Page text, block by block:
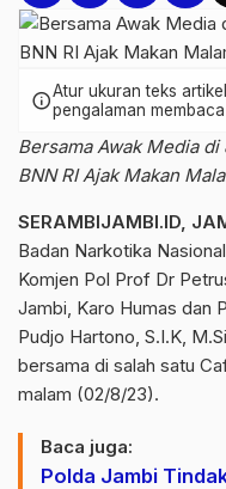
infoAtur ukuran teks
pengalaman
Bersama Awak Media
BNN RI Ajak Makan
SERAMBIJAMBI.ID,
Badan Narkotika
Komjen Pol Prof Dr
Jambi, Karo Humas dan
Pudjo Hartono, S.I.K,
bersama di salah satu
malam (02/8/23).
Baca juga:
Polda Jambi